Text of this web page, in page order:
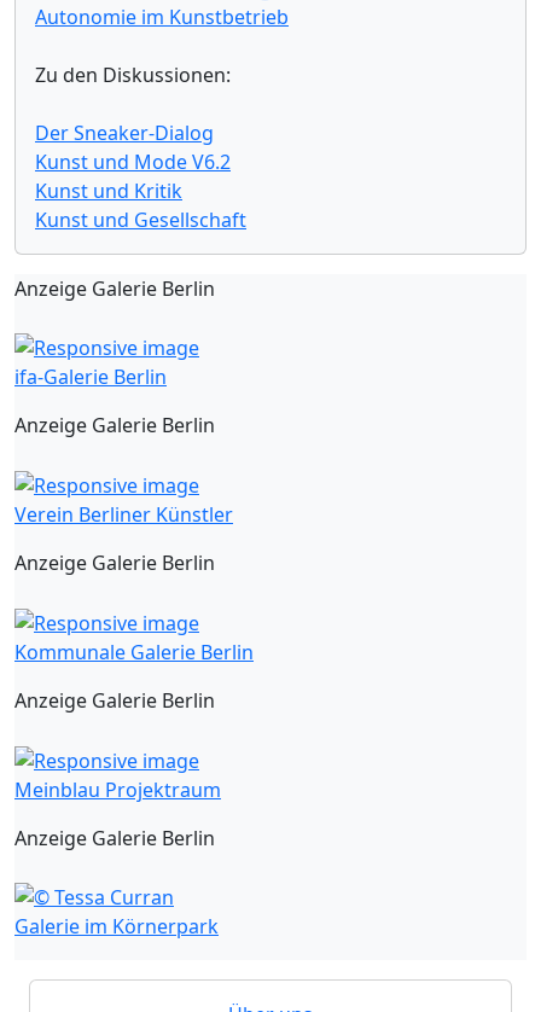
Autonomie im Kunstbetrieb
Zu den Diskussionen:
Der Sneaker-Dialog
Kunst und Mode V6.2
Kunst und Kritik
Kunst und Gesellschaft
Anzeige Galerie Berlin
ifa-Galerie Berlin
Anzeige Galerie Berlin
Verein Berliner Künstler
Anzeige Galerie Berlin
Kommunale Galerie Berlin
Anzeige Galerie Berlin
Meinblau Projektraum
Anzeige Galerie Berlin
Galerie im Körnerpark